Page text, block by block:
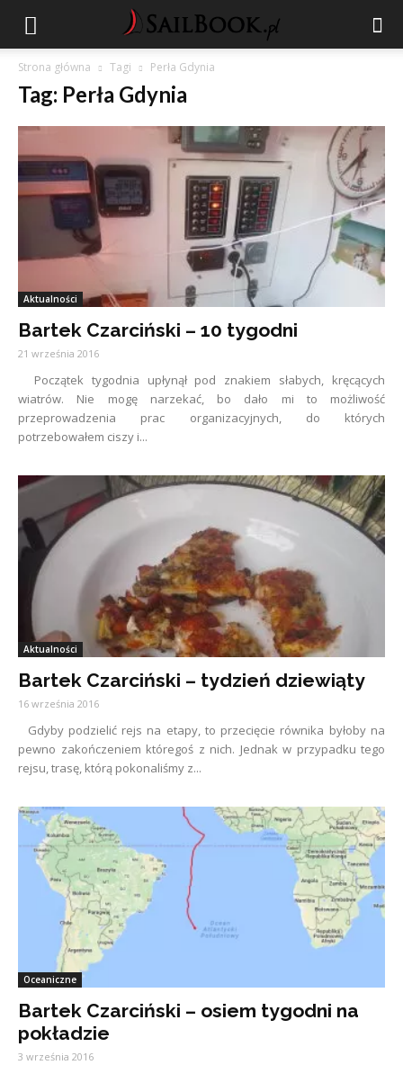
Strona główna Tagi Perła Gdynia
Tag: Perła Gdynia
Aktualności
Bartek Czarciński – 10 tygodni
21 września 2016
Początek tygodnia upłynął pod znakiem słabych, kręcących
wiatrów. Nie mogę narzekać, bo dało mi to możliwość
przeprowadzenia prac organizacyjnych, do których
potrzebowałem ciszy i...
Aktualności
Bartek Czarciński – tydzień dziewiąty
16 września 2016
Gdyby podzielić rejs na etapy, to przecięcie równika byłoby na
pewno zakończeniem któregoś z nich. Jednak w przypadku tego
rejsu, trasę, którą pokonaliśmy z...
Oceaniczne
Bartek Czarciński – osiem tygodni na
pokładzie
3 września 2016